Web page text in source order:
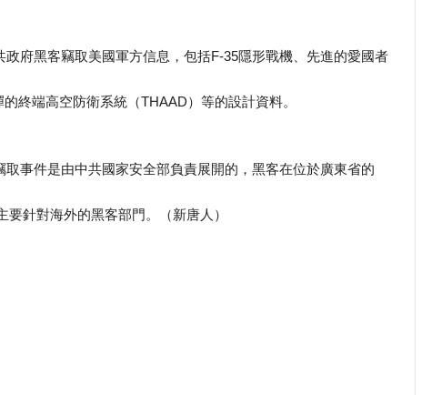
府黑客竊取美國軍方信息，包括F-35隱形戰機、先進的愛國者
終端高空防衛系統（THAAD）等的設計資料。
事件是由中共國家安全部負責展開的，黑客在位於廣東省的
針對海外的黑客部門。（新唐人）